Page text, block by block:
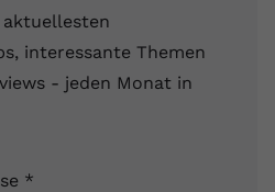
aktuellesten
interessante Themen
- jeden Monat in
*